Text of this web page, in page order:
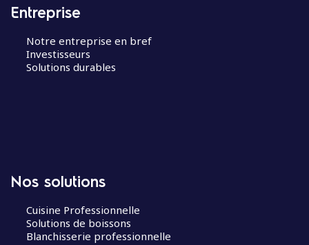
Entreprise
Notre entreprise en bref
Investisseurs
Solutions durables
Nos solutions
Cuisine Professionnelle
Solutions de boissons
Blanchisserie professionnelle